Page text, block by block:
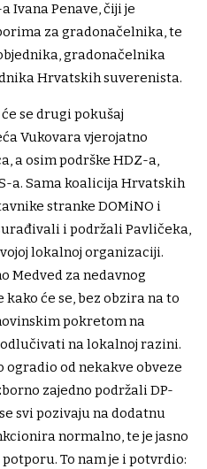
Ivana Penave, čiji je
za gradonačelnika, te
gradonačelnika
Hrvatskih suverenista.
se drugi pokušaj
Vukovara vjerojatno
a osim podrške HDZ-a,
a. Sama koalicija Hrvatskih
stranke DOMiNO i
i podržali Pavličeka,
lokalnoj organizaciji.
Medved za nedavnog
će se, bez obzira na to
pokretom na
na lokalnoj razini.
ogradio od nekakve obveze
zajedno podržali DP-
svi pozivaju na dodatnu
normalno, te je jasno
To nam je i potvrdio: